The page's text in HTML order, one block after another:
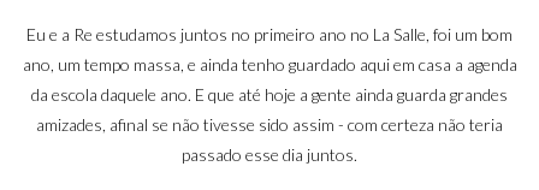
Eu e a Re estudamos juntos no primeiro ano no La Salle, foi um bom
ano, um tempo massa, e ainda tenho guardado aqui em casa a agenda
da escola daquele ano. E que até hoje a gente ainda guarda grandes
amizades, afinal se não tivesse sido assim - com certeza não teria
passado esse dia juntos.